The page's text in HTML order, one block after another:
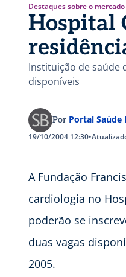
Destaques sobre o
Hospital
Instituição de saúde
disponíveis
Por Portal Saúde
19/10/2004 12:30•
A Fundação
cardiologia no
poderão se
duas vagas
2005.